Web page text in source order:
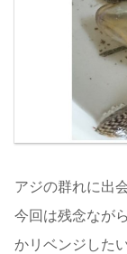
アジの群れに出
今回は残念なが
かリベンジしたい